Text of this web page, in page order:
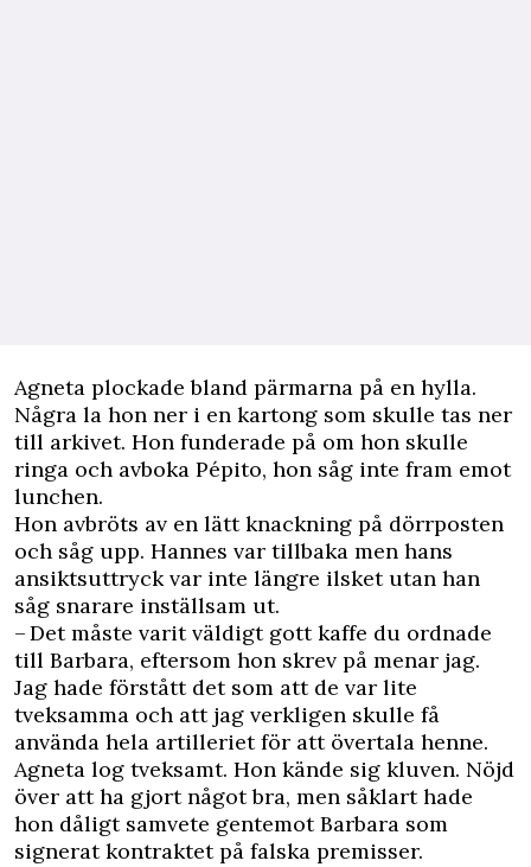
Agneta plockade bland pärmarna på en hylla.
Några la hon ner i en kartong som skulle tas ner
till arkivet. Hon funderade på om hon skulle
ringa och avboka Pépito, hon såg inte fram emot
lunchen.
Hon avbröts av en lätt knackning på dörrposten
och såg upp. Hannes var tillbaka men hans
ansiktsuttryck var inte längre ilsket utan han
såg snarare inställsam ut.
– Det måste varit väldigt gott kaffe du ordnade
till Barbara, eftersom hon skrev på menar jag.
Jag hade förstått det som att de var lite
tveksamma och att jag verkligen skulle få
använda hela artilleriet för att övertala henne.
Agneta log tveksamt. Hon kände sig kluven. Nöjd
över att ha gjort något bra, men såklart hade
hon dåligt samvete gentemot Barbara som
signerat kontraktet på falska premisser.